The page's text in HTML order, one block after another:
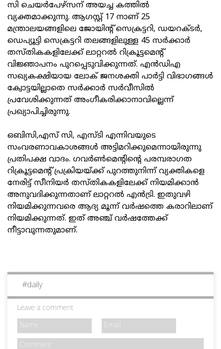
സി ചെയര്‍പേഴ്‌സന് അയച്ച കത്തില്‍
വ്യക്തമാക്കുന്നു. ആഗസ്റ്റ് 17 നാണ് 25
മന്ത്രാലയങ്ങളിലെ ജോയിന്റ് സെക്രട്ടറി, ഡയറക്ടര്‍,
ഡെപ്യൂട്ടി സെക്രട്ടറി തലങ്ങളിലുള്ള 45 സര്‍ക്കാര്‍
തസ്തികകളിലേക്ക് ലാറ്ററല്‍ റിക്രൂട്ടമെന്റ്
വിജ്ഞാപനം പുറപ്പെടുവിക്കുന്നത്. എന്‍ഡിഎ
സഖ്യകക്ഷിയായ ലോക് ജനശക്തി പാര്‍ട്ടി വിഭാഗങ്ങള്‍
ക്വോട്ടയില്ലാതെ സര്‍ക്കാര്‍ സര്‍വീസില്‍
പ്രവേശിക്കുന്നത് അംഗീകരിക്കാനാവില്ലെന്ന്
പ്രഖ്യാപിച്ചിരുന്നു.
ഒബിസി,എസ് സി, എസ്ടി എന്നിവയുടെ
സംവരണാവകാശങ്ങള്‍ അട്ടിമറിക്കുമെന്നായിരുന്നു
പ്രതിപക്ഷ വാദം. ഗവര്‍ണ്‍മെന്റിന്റെ പരമ്പരാഗത
റിക്രൂട്ടമെന്റ് പ്രക്രിയയ്ക്ക് പുറത്തുനിന്ന് വ്യക്തികളെ
നേരിട്ട് സീനിയര്‍ തസ്തികകളിലേക്ക് നിയമിക്കാന്‍
അനുവദിക്കുന്നതാണ് ലാറ്ററല്‍ എന്‍ട്രി. ഇതുവഴി
നിയമിക്കുന്നവരെ ആദ്യ മൂന്ന് വര്‍ഷത്തെ കരാറിലാണ്
നിയമിക്കുന്നത്. ഇത് അഞ്ച് വര്‍ഷത്തേക്ക്
നീട്ടാവുന്നതുമാണ്.
#daily
Leave a comment